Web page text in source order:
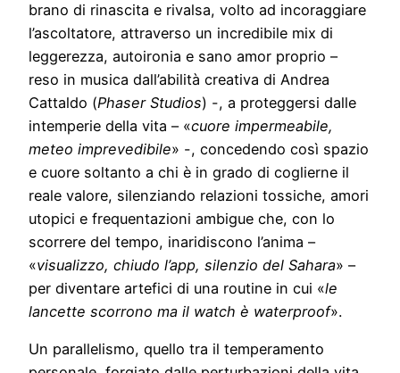
brano di rinascita e rivalsa, volto ad incoraggiare
l’ascoltatore, attraverso un incredibile mix di
leggerezza, autoironia e sano amor proprio –
reso in musica dall’abilità creativa di Andrea
Cattaldo (Phaser Studios) -, a proteggersi dalle
intemperie della vita – «cuore impermeabile,
meteo imprevedibile» -, concedendo così spazio
e cuore soltanto a chi è in grado di coglierne il
reale valore, silenziando relazioni tossiche, amori
utopici e frequentazioni ambigue che, con lo
scorrere del tempo, inaridiscono l’anima –
«visualizzo, chiudo l’app, silenzio del Sahara» –
per diventare artefici di una routine in cui «le
lancette scorrono ma il watch è waterproof».
Un parallelismo, quello tra il temperamento